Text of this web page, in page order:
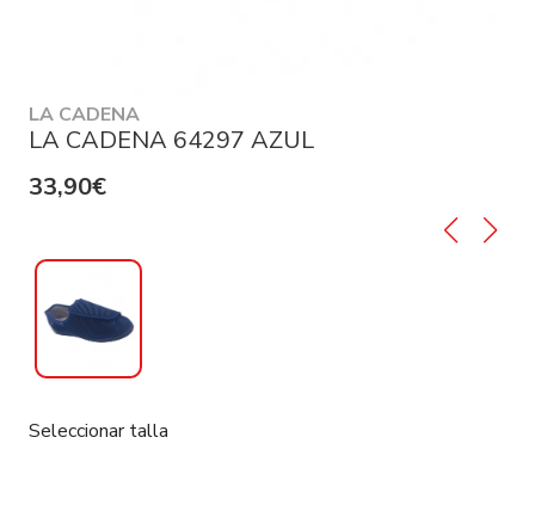
LA CADENA
LA CADENA 64297 AZUL
33,90€
Seleccionar talla